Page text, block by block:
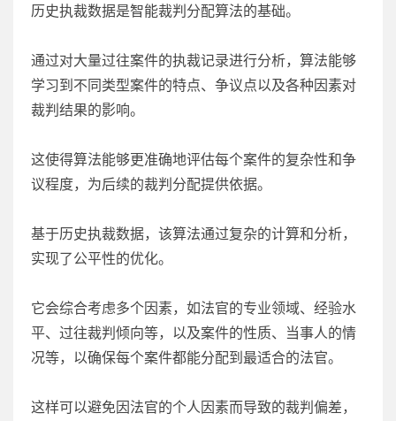
历史执裁数据是智能裁判分配算法的基础。
通过对大量过往案件的执裁记录进行分析，算法能够
学习到不同类型案件的特点、争议点以及各种因素对
裁判结果的影响。
这使得算法能够更准确地评估每个案件的复杂性和争
议程度，为后续的裁判分配提供依据。
基于历史执裁数据，该算法通过复杂的计算和分析，
实现了公平性的优化。
它会综合考虑多个因素，如法官的专业领域、经验水
平、过往裁判倾向等，以及案件的性质、当事人的情
况等，以确保每个案件都能分配到最适合的法官。
这样可以避免因法官的个人因素而导致的裁判偏差，